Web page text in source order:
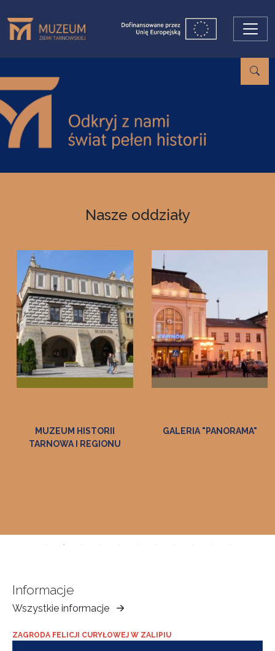
Nasze oddziały
GALERIA "PANORAMA"
REGIONALNE CENTRUM
Informacje
Wszystkie informacje
Muzeum
Ziemi
Tarnowskiej
ZAGRODA FELICJI CURYŁOWEJ W ZALIPIU